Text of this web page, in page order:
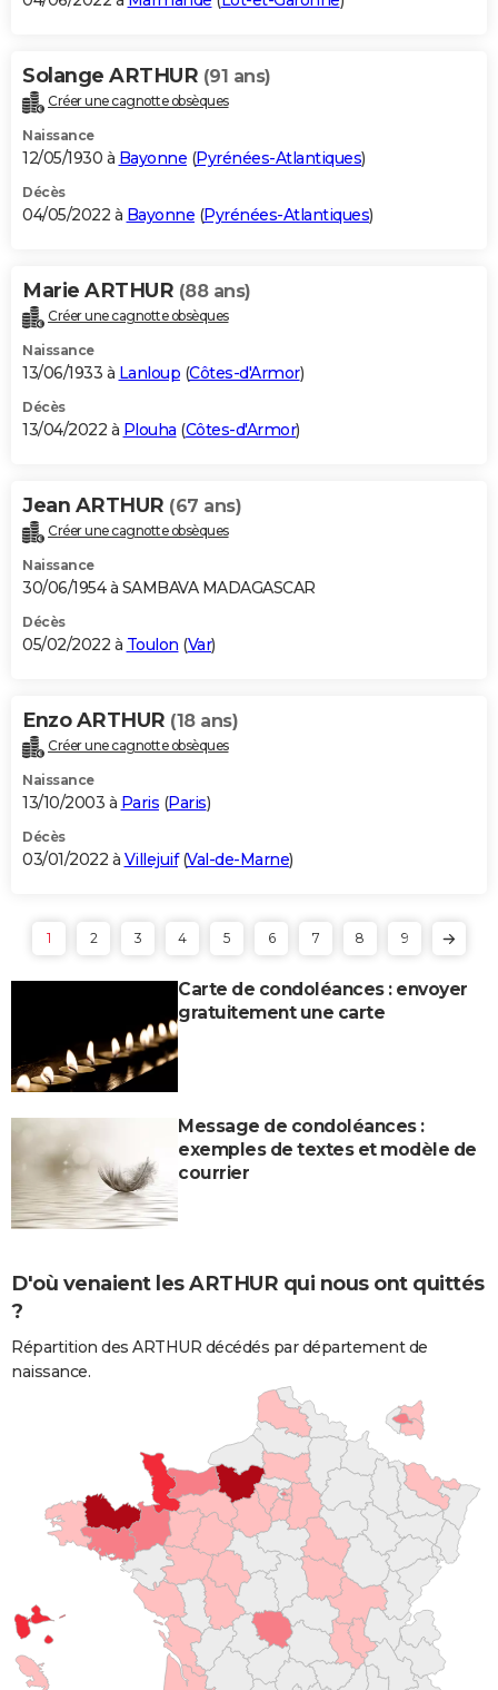
Solange ARTHUR (91 ans)
Créer une cagnotte obsèques
Naissance
12/05/1930 à Bayonne (Pyrénées-Atlantiques)
Décès
04/05/2022 à Bayonne (Pyrénées-Atlantiques)
Marie ARTHUR (88 ans)
Créer une cagnotte obsèques
Naissance
13/06/1933 à Lanloup (Côtes-d'Armor)
Décès
13/04/2022 à Plouha (Côtes-d'Armor)
Jean ARTHUR (67 ans)
Créer une cagnotte obsèques
Naissance
30/06/1954 à SAMBAVA MADAGASCAR
Décès
05/02/2022 à Toulon (Var)
Enzo ARTHUR (18 ans)
Créer une cagnotte obsèques
Naissance
13/10/2003 à Paris (Paris)
Décès
03/01/2022 à Villejuif(Val-de-Marne)
1 2 3 4 5 6 7 8 9
Carte de condoléances : envoyer
gratuitement une carte
Message de condoléances :
exemples de textes et modèle de
courrier
D'où venaient les ARTHUR qui nous ont quittés
?
Répartition des ARTHUR décédés par département de
naissance.